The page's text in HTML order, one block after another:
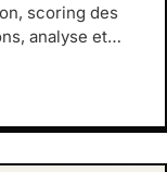
scoring des
analyse et